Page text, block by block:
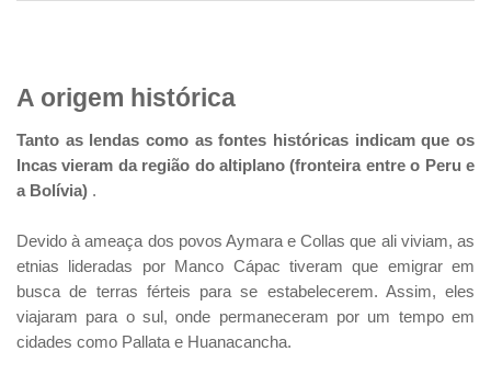
A origem histórica
Tanto as lendas como as fontes históricas indicam que os
Incas vieram da região do altiplano (fronteira entre o Peru e
a Bolívia) .
Devido à ameaça dos povos Aymara e Collas que ali viviam, as
etnias lideradas por Manco Cápac tiveram que emigrar em
busca de terras férteis para se estabelecerem. Assim, eles
viajaram para o sul, onde permaneceram por um tempo em
cidades como Pallata e Huanacancha.